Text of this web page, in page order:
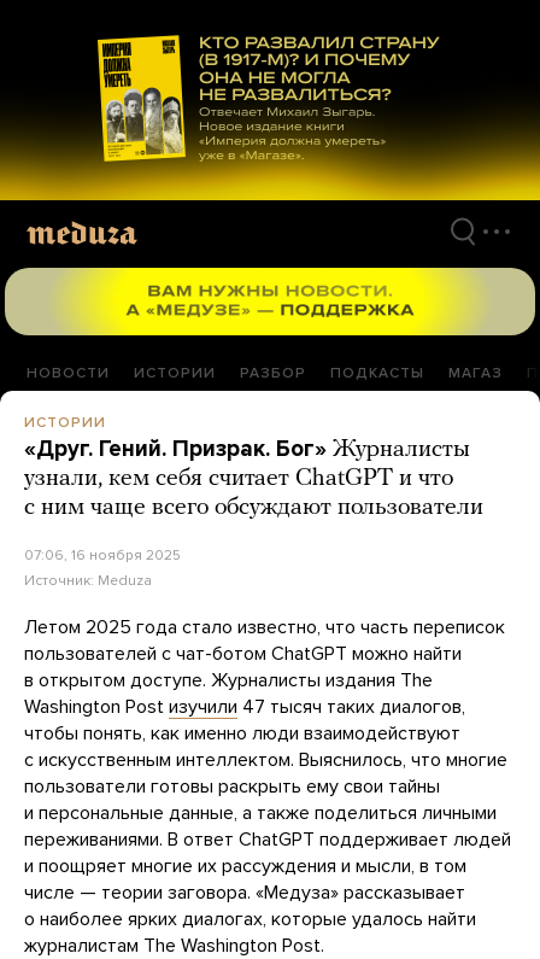
материалам
НОВОСТИ ИСТОРИИ РАЗБОР ПОДКАСТЫ МАГАЗ
ИСТОРИИ
«Друг. Гений. Призрак. Бог» Журналисты
узнали, кем себя считает ChatGPT и что
с ним чаще всего обсуждают пользователи
07:06, 16 ноября 2025
Источник: Meduza
Летом 2025 года стало известно, что часть переписок
пользователей с чат-ботом ChatGPT можно найти
в открытом доступе. Журналисты издания The
Washington Post изучили 47 тысяч таких диалогов,
чтобы понять, как именно люди взаимодействуют
с искусственным интеллектом. Выяснилось, что многие
пользователи готовы раскрыть ему свои тайны
и персональные данные, а также поделиться личными
переживаниями. В ответ ChatGPT поддерживает людей
и поощряет многие их рассуждения и мысли, в том
числе — теории заговора. «Медуза» рассказывает
о наиболее ярких диалогах, которые удалось найти
журналистам The Washington Post.